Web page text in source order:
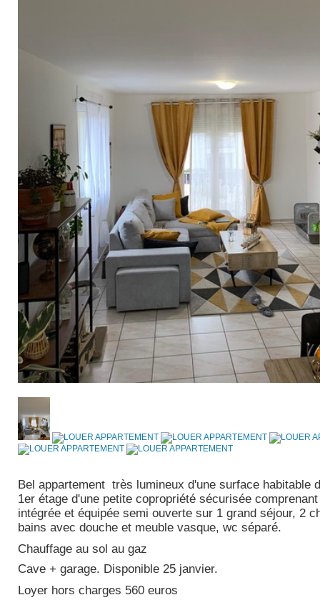
Bel appartement très lumineux d'une surface habitable
1er étage d'une petite copropriété sécurisée
intégrée et équipée semi ouverte sur 1 grand séjour, 2
bains avec douche et meuble vasque, wc séparé.
Chauffage au sol au gaz
Cave + garage. Disponible 25 janvier.
Loyer hors charges 560 euros